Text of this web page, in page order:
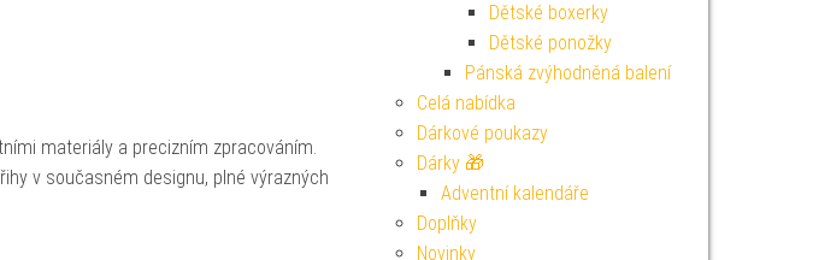
materiály a precizním zpracováním.
v současném designu, plné výrazných
Dětské boxerky
Dětské ponožky
Pánská zvýhodněná balení
Celá nabídka
Dárkové poukazy
Dárky 🎁
Adventní kalendáře
Doplňky
Novinky